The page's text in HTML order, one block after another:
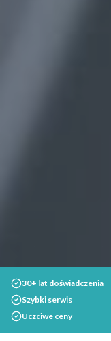
30+ lat doświadczenia
Szybki serwis
Uczciwe ceny